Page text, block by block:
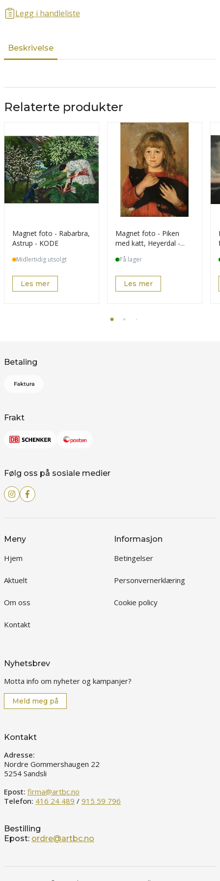
Legg i handleliste
Beskrivelse
Relaterte produkter
Magnet foto - Rabarbra,
Astrup - KODE
Midlertidig utsolgt
Les mer
Magnet foto - Piken
med katt, Heyerdal -
På lager
Les mer
Betaling
Frakt
Følg oss på sosiale medier
Meny
Hjem
Aktuelt
Om oss
Kontakt
Informasjon
Betingelser
Personvernerklæring
Cookie policy
Nyhetsbrev
Motta info om nyheter og kampanjer?
Meld meg på
Kontakt
Adresse:
Nordre Gommershaugen 22
5254 Sandsli
Epost: firma@artbc.no
Telefon: 416 24 489 / 915 59 796
Bestilling
Epost: ordre@artbc.no